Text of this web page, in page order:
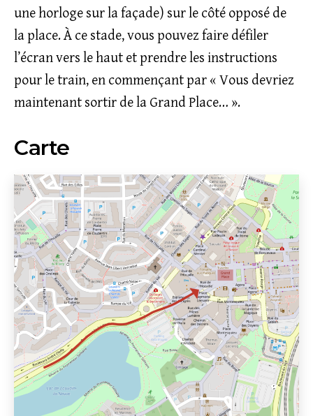
une horloge sur la façade) sur le côté opposé de
la place. À ce stade, vous pouvez faire défiler
l’écran vers le haut et prendre les instructions
pour le train, en commençant par « Vous devriez
maintenant sortir de la Grand Place… ».
Carte